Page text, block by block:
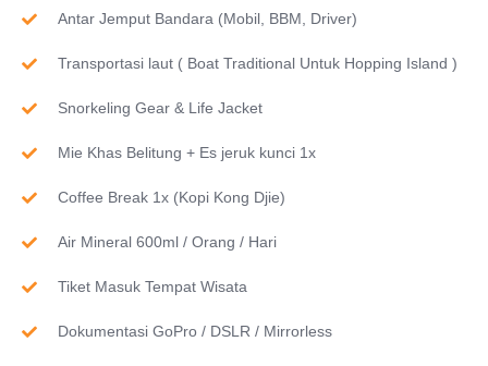
Antar Jemput Bandara (Mobil, BBM, Driver)
Transportasi laut ( Boat Traditional Untuk Hopping Island )
Snorkeling Gear & Life Jacket
Mie Khas Belitung + Es jeruk kunci 1x
Coffee Break 1x (Kopi Kong Djie)
Air Mineral 600ml / Orang / Hari
Tiket Masuk Tempat Wisata
Dokumentasi GoPro / DSLR / Mirrorless